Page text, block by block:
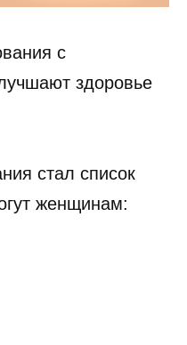
с
здоровье
стал список
женщинам: